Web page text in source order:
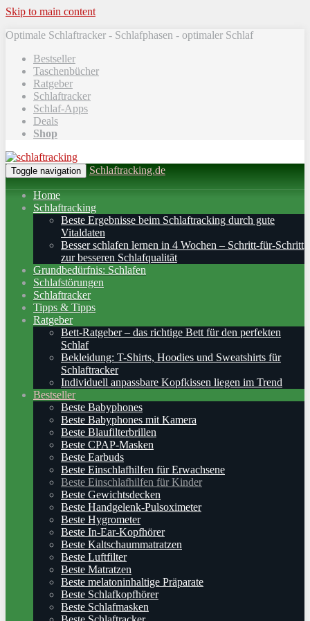
Skip to main content
Optimale Schlaftracker - Schlafphasen - optimaler Schlaf
Bestseller
Taschenbücher
Ratgeber
Schlaftracker
Schlaf-Apps
Deals
Shop
Toggle navigation Schlaftracking.de
Home
Schlaftracking
Beste Ergebnisse beim Schlaftracking durch gute
Vitaldaten
Besser schlafen lernen in 4 Wochen – Schritt‑für‑Schritt
zur besseren Schlafqualität
Grundbedürfnis: Schlafen
Schlafstörungen
Schlaftracker
Tipps & Tipps
Ratgeber
Bett-Ratgeber – das richtige Bett für den perfekten
Schlaf
Bekleidung: T-Shirts, Hoodies und Sweatshirts für
Schlaftracker
Individuell anpassbare Kopfkissen liegen im Trend
Bestseller
Beste Babyphones
Beste Babyphones mit Kamera
Beste Blaufilterbrillen
Beste CPAP-Masken
Beste Earbuds
Beste Einschlafhilfen für Erwachsene
Beste Einschlafhilfen für Kinder
Beste Gewichtsdecken
Beste Handgelenk-Pulsoximeter
Beste Hygrometer
Beste In-Ear-Kopfhörer
Beste Kaltschaummatratzen
Beste Luftfilter
Beste Matratzen
Beste melatoninhaltige Präparate
Beste Schlafkopfhörer
Beste Schlafmasken